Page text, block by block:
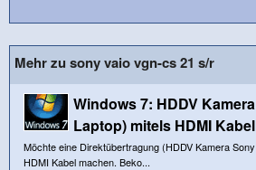
Mehr zu sony vaio vgn-cs 21 s/r
Windows 7: HDDV
Laptop) mitels HDMI Kabel
Möchte eine Direktübertragung (HDDV Kamera
HDMI Kabel machen. Beko...